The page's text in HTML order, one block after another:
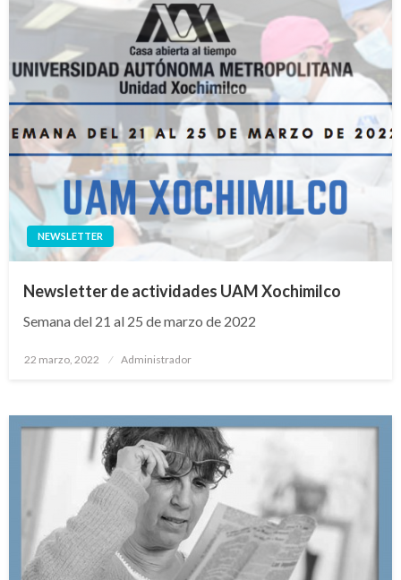
NEWSLETTER
Newsletter de actividades UAM Xochimilco
Semana del 21 al 25 de marzo de 2022
Publicado
22 marzo, 2022 Administrador